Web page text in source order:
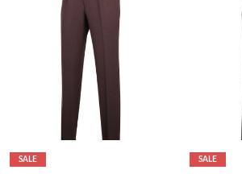
SALE SALE